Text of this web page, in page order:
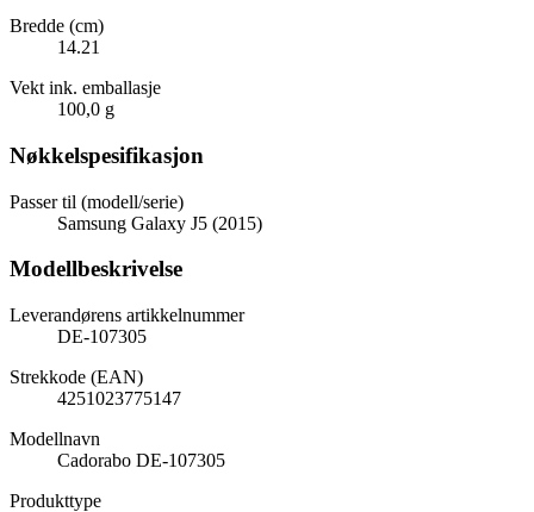
Bredde (cm)
14.21
Vekt ink. emballasje
100,0 g
Nøkkelspesifikasjon
Passer til (modell/serie)
Samsung Galaxy J5 (2015)
Modellbeskrivelse
Leverandørens artikkelnummer
DE-107305
Strekkode (EAN)
4251023775147
Modellnavn
Cadorabo DE-107305
Produkttype